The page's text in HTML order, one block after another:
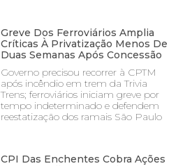
Greve Dos Ferroviários Amplia
Críticas À Privatização Menos De
Duas Semanas Após Concessão
Governo precisou recorrer à CPTM
após incêndio em trem da Trivia
Trens; ferroviários iniciam greve por
tempo indeterminado e defendem
reestatização dos ramais São Paulo
CPI Das Enchentes Cobra Ações